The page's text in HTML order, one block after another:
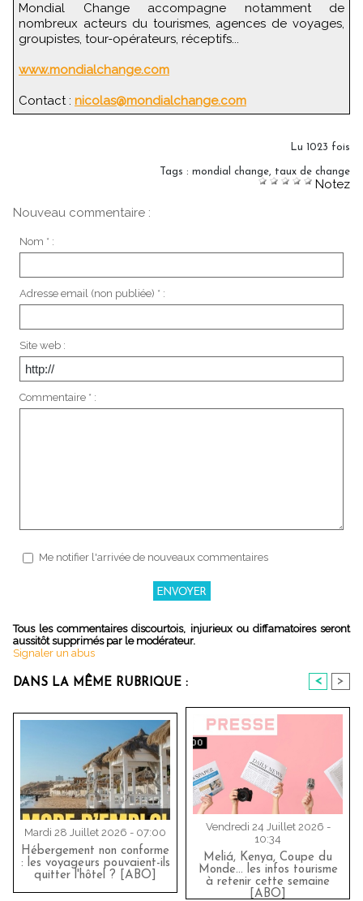
Mondial Change accompagne notamment de
nombreux acteurs du tourismes, agences de voyages,
groupistes, tour-opérateurs, réceptifs...
www.mondialchange.com
Contact : nicolas@mondialchange.com
Lu 1023 fois
Tags : mondial change, taux de change
Notez
Nouveau commentaire :
Nom * :
Adresse email (non publiée) * :
Site web :
Commentaire * :
Me notifier l'arrivée de nouveaux commentaires
Tous les commentaires discourtois, injurieux ou diffamatoires seront
aussitôt supprimés par le modérateur.
Signaler un abus
DANS LA MÊME RUBRIQUE : < >
Mardi 28 Juillet 2026 - 07:00
Hébergement non conforme
: les voyageurs pouvaient-ils
quitter l'hôtel ? [ABO]
Vendredi 24 Juillet 2026 -
10:34
Meliá, Kenya, Coupe du
Monde… les infos tourisme
à retenir cette semaine
[ABO]